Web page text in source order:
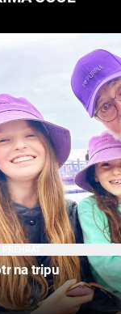
na tripu